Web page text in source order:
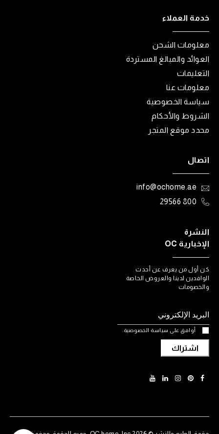
خدمة العملاء
معلومات الشحن
العوائد والمبالغ المستردة
التعليمات
معلومات عنا
سياسة الخصوصية
الشروط والأحكام
محدد موقع المتجر
اتصال
info@ochome.ae
800 29566
النشرة
الإخبارية OC
كن أول من يعرف عن أحدث
الوافدين لدينا والعروض الخاصة
والخصومات
أوافق على سياسة الخصوصية.
اشتراك